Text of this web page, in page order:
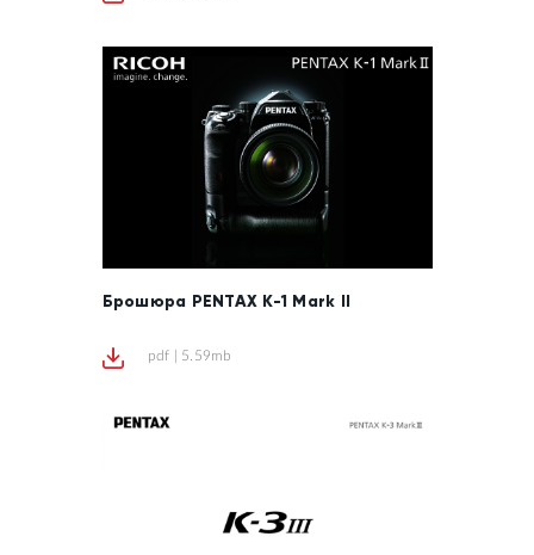
Брошюра PENTAX K-1 Mark II
pdf | 5.59mb